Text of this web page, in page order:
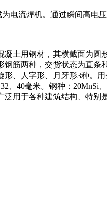
电流焊机。通过瞬间高
凝土用钢材，其横截面为圆
筋两种，交货状态为直
、人字形、月牙形3种。
、40毫米。钢种：
用于各种建筑结构、特别